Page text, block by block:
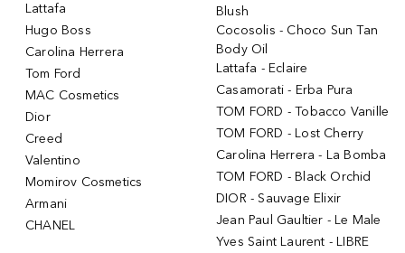
Lattafa
Hugo Boss
Carolina Herrera
Tom Ford
MAC Cosmetics
Dior
Creed
Valentino
Momirov Cosmetics
Armani
CHANEL
Blush
Cocosolis - Choco Sun Tan
Body Oil
Lattafa - Eclaire
Casamorati - Erba Pura
TOM FORD - Tobacco Vanille
TOM FORD - Lost Cherry
Carolina Herrera - La Bomba
TOM FORD - Black Orchid
DIOR - Sauvage Elixir
Jean Paul Gaultier - Le Male
Yves Saint Laurent - LIBRE